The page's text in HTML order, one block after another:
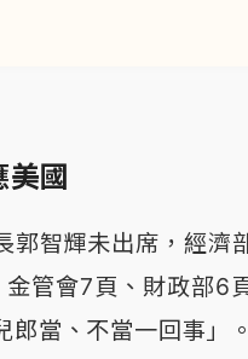
國
郭智輝未出席，經濟
管會7頁、財政部6
郎當、不當一回事」。